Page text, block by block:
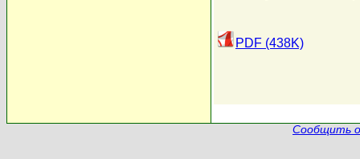
PDF (438K)
Сообщить о